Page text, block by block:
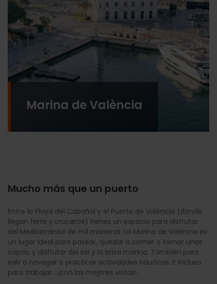
Marina de València
Mucho más que un puerto
Entre la Playa del Cabañal y el Puerto de València (donde
llegan ferris y cruceros) tienes un espacio para disfrutar
del Mediterráneo de mil maneras. La Marina de València es
un lugar ideal para pasear, quedar a comer o tomar unas
copas, y disfrutar del sol y la brisa marina. También para
salir a navegar o practicar actividades náuticas. E incluso
para trabajar... ¡con las mejores vistas!.